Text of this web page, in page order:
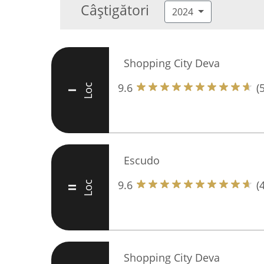
Câștigători 2024
I Loc
Shopping City Deva
9.6
II Loc
Escudo
9.6
Shopping City Deva